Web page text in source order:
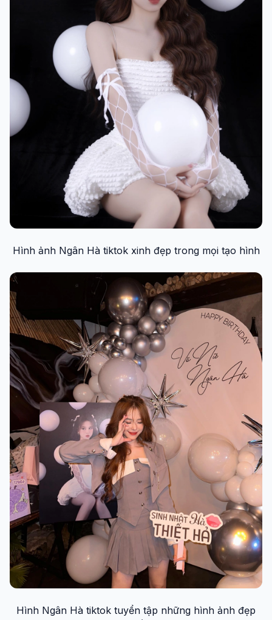
Hình ảnh Ngân Hà tiktok xinh đẹp trong mọi tạo hình
Hình Ngân Hà tiktok tuyển tập những hình ảnh đẹp